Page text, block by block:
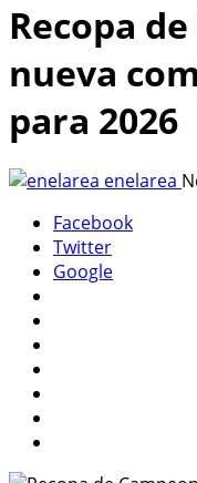
Recopa
nueva
para 2026
enelarea
Facebook
Twitter
Google